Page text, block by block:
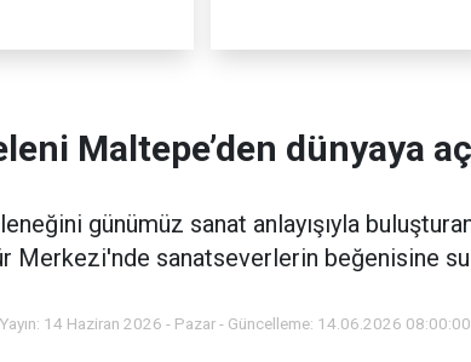
Maltepe’den dünyaya
günümüz sanat anlayışıyla
Merkezi'nde sanatseverlerin beğenisine
Yayın: 14 Haziran 2026 - Pazar - Güncelleme: 14.06.2026 08:00:00